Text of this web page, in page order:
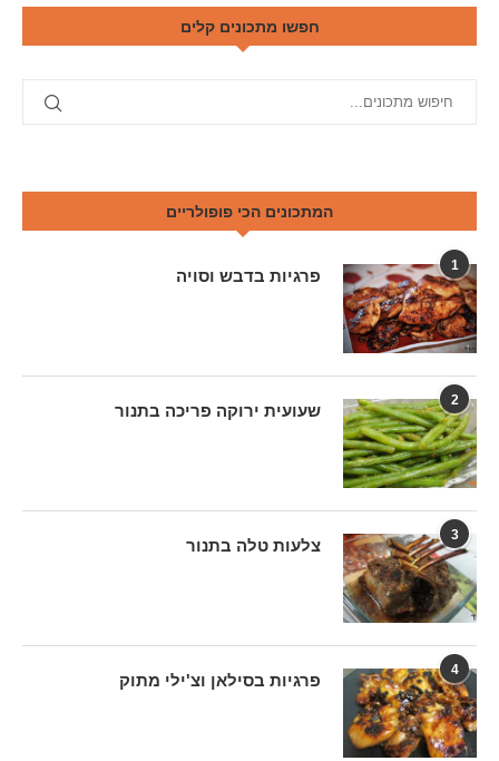
חפשו מתכונים קלים
המתכונים הכי פופולריים
1
פרגיות בדבש וסויה
2
שעועית ירוקה פריכה בתנור
3
צלעות טלה בתנור
4
פרגיות בסילאן וצ'ילי מתוק